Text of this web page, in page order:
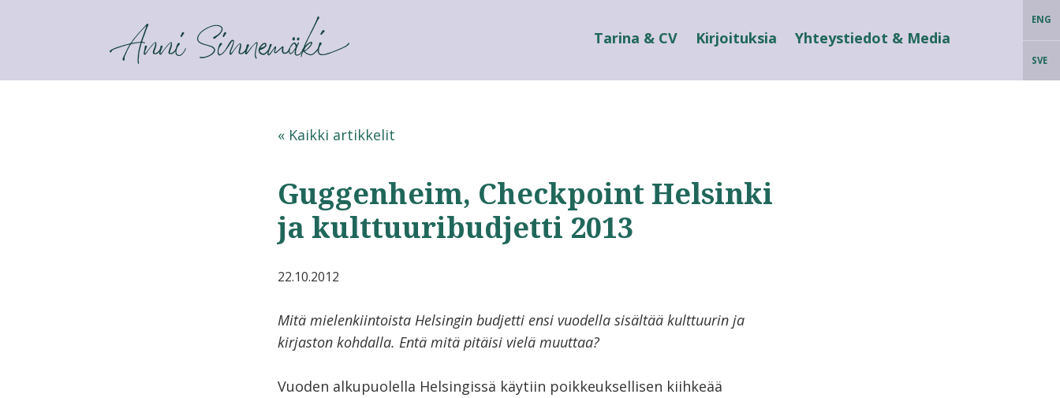
ANNI SINNEMÄKI ENG
SVE
Tarina & CV Kirjoituksia Yhteystiedot & Media
« Kaikki artikkelit
Guggenheim, Checkpoint Helsinki
ja kulttuuribudjetti 2013
22.10.2012
Mitä mielenkiintoista Helsingin budjetti ensi vuodella sisältää kulttuurin ja
kirjaston kohdalla. Entä mitä pitäisi vielä muuttaa?
Vuoden alkupuolella Helsingissä käytiin poikkeuksellisen kiihkeää